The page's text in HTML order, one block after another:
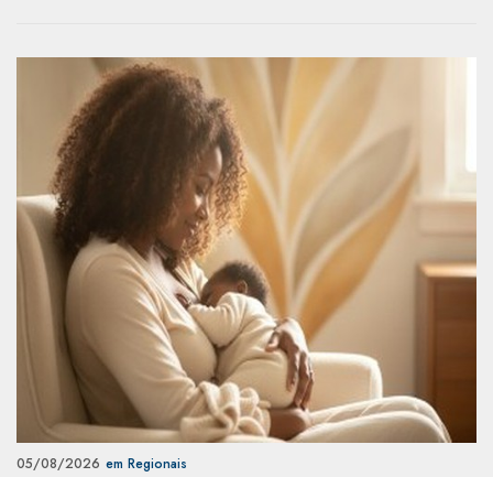
05/08/2026 em Regionais